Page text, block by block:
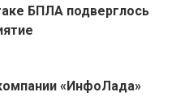
БПЛА подверглось
«ИнфоЛада»